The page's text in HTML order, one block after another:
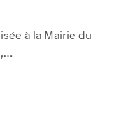
à la Mairie du